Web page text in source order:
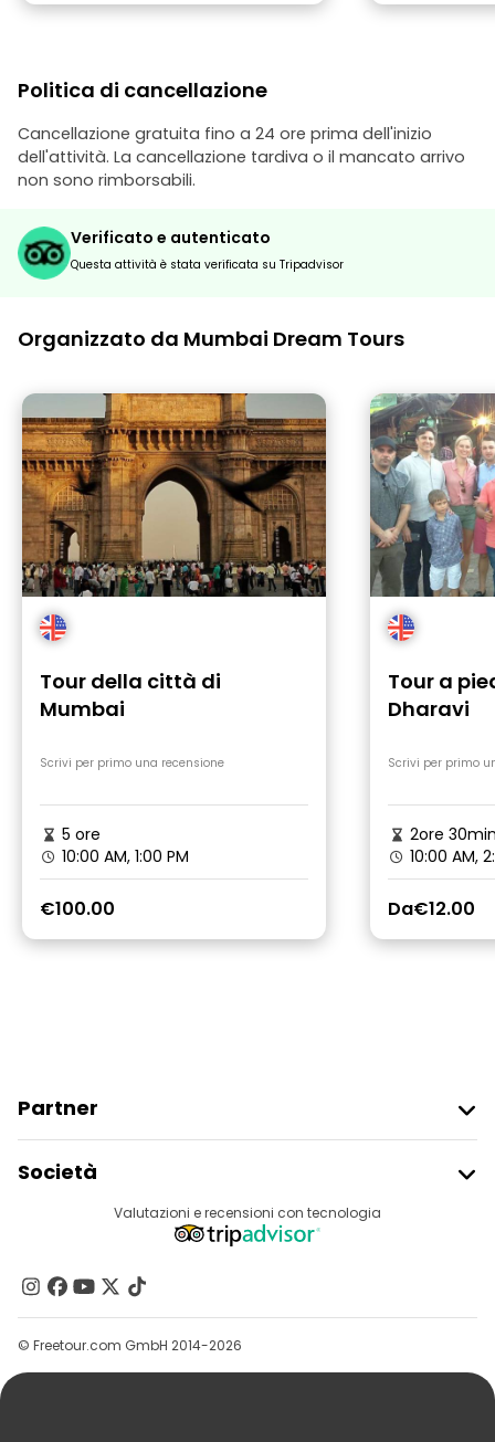
Politica di cancellazione
Cancellazione gratuita fino a 24 ore prima dell'inizio
dell'attività. La cancellazione tardiva o il mancato arrivo
non sono rimborsabili.
Verificato e autenticato
Questa attività è stata verificata su Tripadvisor
Organizzato da Mumbai Dream Tours
Tour della città di
Mumbai
Scrivi per primo una recensione
5 ore
10:00 AM, 1:00 PM
€100.00
Tour a
Dharavi
Scrivi per primo
2ore
10:00 AM,
Da€12.00
Partner
Accesso Del Fornitore
Programma Di Affiliazione
Società
Destinazioni
Contattaci
Gruppi
Aiuto
Valutazioni e recensioni con tecnologia
© Freetour.com GmbH 2014-2026